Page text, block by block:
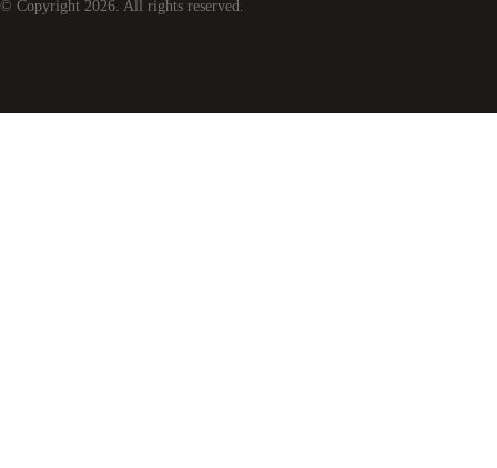
© Copyright 2026. All rights reserved.